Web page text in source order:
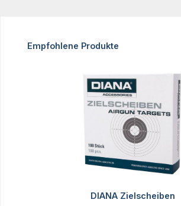
Produktgalerie überspringen
Empfohlene Produkte
DIANA Zielscheiben